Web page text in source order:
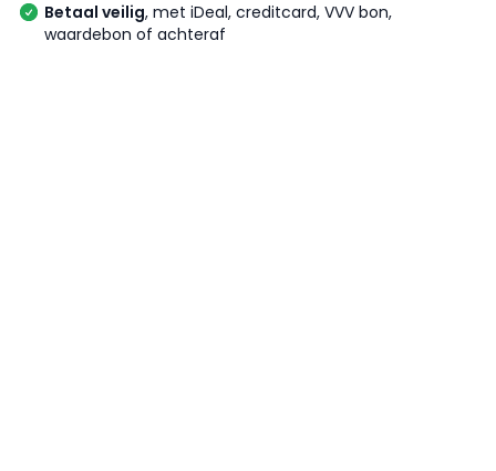
Betaal veilig, met iDeal, creditcard, VVV bon,
waardebon of achteraf